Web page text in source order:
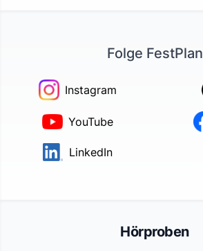
Folge FestPlan
Instagram
YouTube
LinkedIn
Hörproben